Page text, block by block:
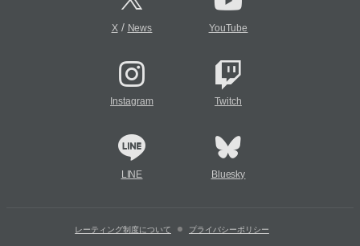
X/ News YouTube
Instagram Twitch
LINE Bluesky
レーティング制度について プライバシーポリシー